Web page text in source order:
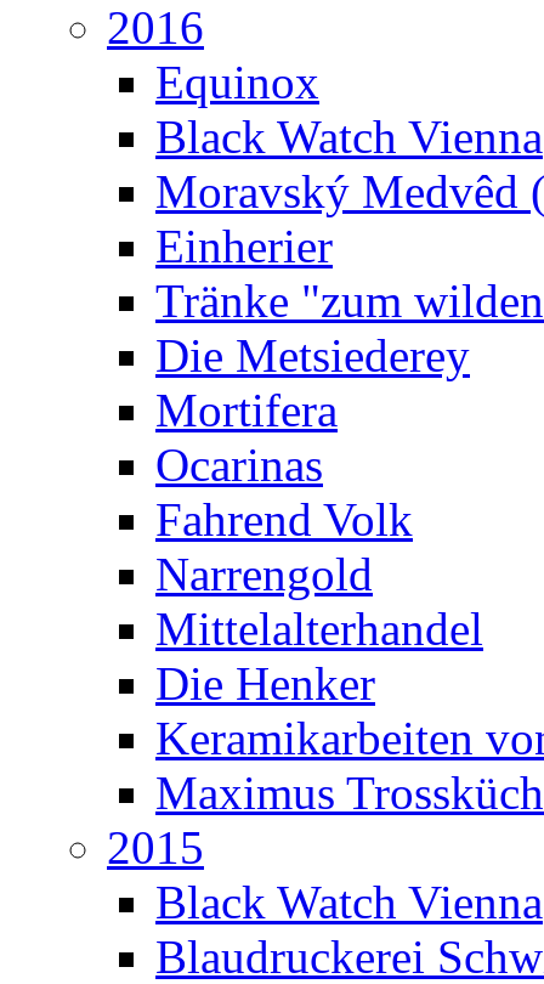
2016
Equinox
Black Watch Vienna
Moravský Medvêd
Einherier
Tränke "zum
Die Metsiederey
Mortifera
Ocarinas
Fahrend Volk
Narrengold
Mittelalterhandel
Die Henker
Keramikarbeiten
Maximus
2015
Black Watch Vienna
Blaudruckerei